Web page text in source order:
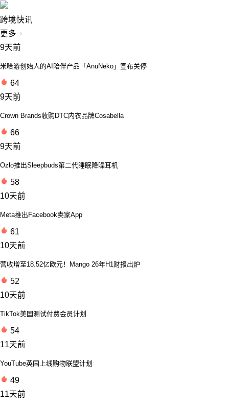
跨境快讯
更多
9天前
米哈游创始人的AI陪伴产品「AnuNeko」宣布关停
64
9天前
Crown Brands收购DTC内衣品牌Cosabella
66
9天前
Ozlo推出Sleepbuds第二代睡眠降噪耳机
58
10天前
Meta推出Facebook卖家App
61
10天前
营收增至18.52亿欧元！Mango 26年H1财报出炉
52
10天前
TikTok美国测试付费会员计划
54
11天前
YouTube英国上线购物联盟计划
49
11天前